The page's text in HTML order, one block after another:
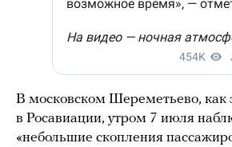
В московском Шереметьево, как
в Росавиации, утром 7 июля
«небольшие скопления